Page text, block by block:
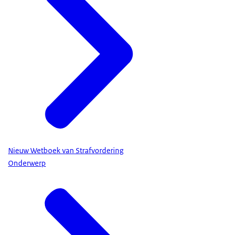
Nieuw Wetboek van Strafvordering
Onderwerp